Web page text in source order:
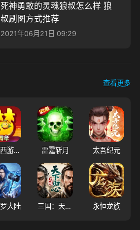
死神勇敢的灵魂狼叔怎么样 狼
叔刷图方式推荐
2021年06月21日 09:29
查看更多
梦幻西游（大陆服） 雷霆斩月 太吾纪元
大陆 三国：天下归心 永恒龙族